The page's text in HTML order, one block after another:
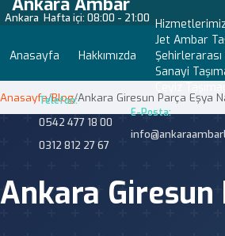
Ankara Hafta içi: 08:00 - 21:00
Anasayfa Hakkımızda
Jet Ambar
Şehirlerarası
Sanayi
Telefon:
0542 477 18 00
0312 812 27 67
E-Posta:
Anasayfa/Blog/Ankara Giresun Parça Eşya
Ankara